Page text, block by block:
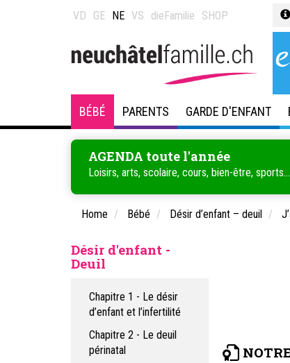
VD GE NE VS dieFamilie SHOP
BÉBÉ PARENTS GARDE D'ENFANT
AGENDA toute l'année
Loisirs, arts, scolaire, cours, bien-être, sports...
Home Bébé Désir d’enfant – deuil
Désir d'enfant -
Deuil
Chapitre 1 - Le désir
d’enfant et l’infertilité
Chapitre 2 - Le deuil
périnatal